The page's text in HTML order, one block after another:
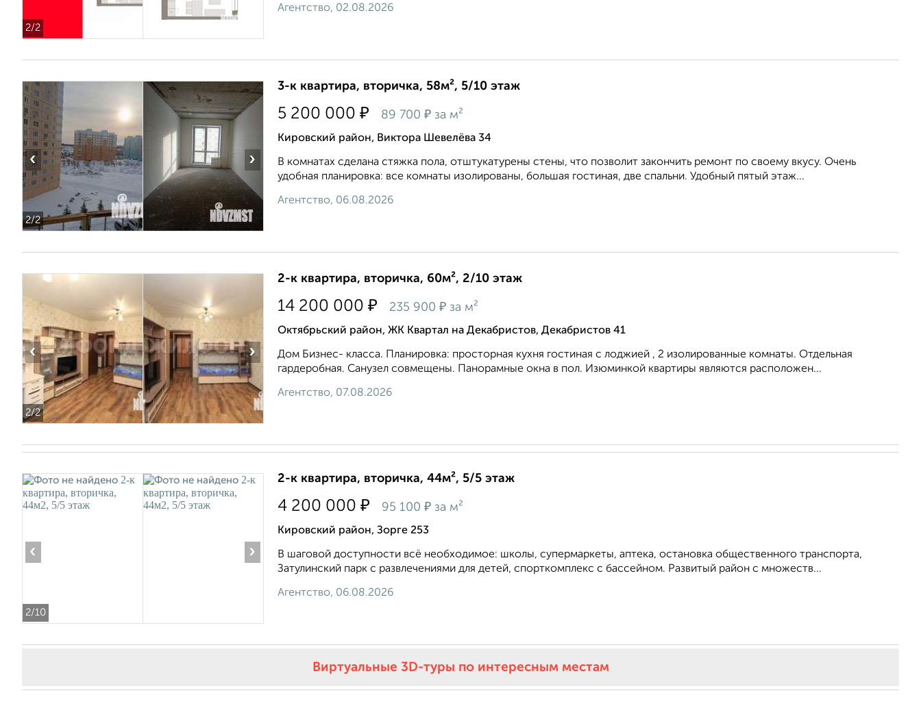
2/2
Агентство, 02.08.2026
2/2
‹ ›
3-к квартира, вторичка, 58м², 5/10 этаж
5 200 000 ₽ 89 700 ₽ за м²
Кировский район, Виктора Шевелёва 34
В комнатах сделана стяжка пола, отштукатурены стены, что позволит закончить ремонт по своему вкусу. Очень
удобная планировка: все комнаты изолированы, большая гостиная, две спальни. Удобный пятый этаж...
Агентство, 06.08.2026
2/2
‹ ›
2-к квартира, вторичка, 60м², 2/10 этаж
14 200 000 ₽ 235 900 ₽ за м²
Октябрьский район, ЖК Квартал на Декабристов, Декабристов 41
Дом Бизнес- класса. Планировка: просторная кухня гостиная с лоджией , 2 изолированные комнаты. Отдельная
гардеробная. Санузел совмещены. Панорамные окна в пол. Изюминкой квартиры являются расположен...
Агентство, 07.08.2026
2/10
‹ ›
2-к квартира, вторичка, 44м², 5/5 этаж
4 200 000 ₽ 95 100 ₽ за м²
Кировский район, Зорге 253
В шаговой доступности всё необходимое: школы, супермаркеты, аптека, остановка общественного транспорта,
Затулинский парк с развлечениями для детей, спорткомплекс с бассейном. Развитый район с множеств...
Агентство, 06.08.2026
Виртуальные 3D-туры по интересным местам